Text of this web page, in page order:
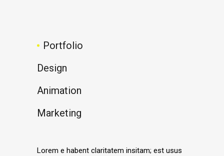
Portfolio
Design
Animation
Marketing
Lorem e habent claritatem insitam; est usus